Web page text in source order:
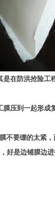
在防洪抢险
压到一起形
不要绷的太
好是边铺膜边